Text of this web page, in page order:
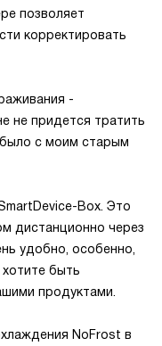
позволяет
корректировать
-
не придется тратить
с моим старым
Box. Это
дистанционно через
удобно, особенно,
быть
продуктами.
NoFrost в